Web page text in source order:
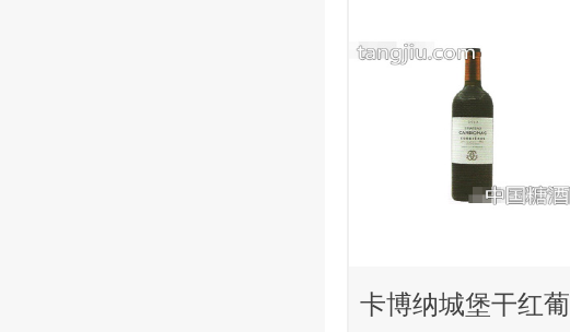
卡博纳城堡干红葡